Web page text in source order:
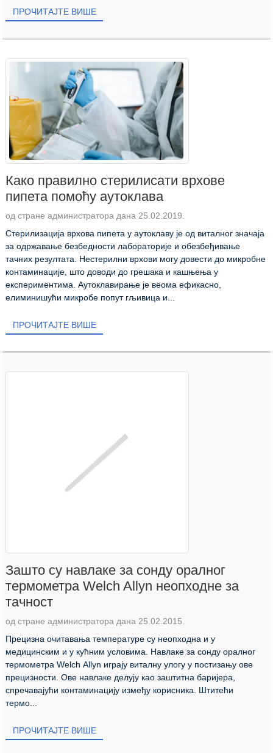
ПРОЧИТАЈТЕ ВИШЕ
Како правилно стерилисати врхове
пипета помоћу аутоклава
од стране администратора дана 25.02.2019.
Стерилизација врхова пипета у аутоклаву је од виталног значаја
за одржавање безбедности лабораторије и обезбеђивање
тачних резултата. Нестерилни врхови могу довести до микробне
контаминације, што доводи до грешака и кашњења у
експериментима. Аутоклавирање је веома ефикасно,
елиминишући микробе попут гљивица и...
ПРОЧИТАЈТЕ ВИШЕ
Зашто су навлаке за сонду оралног
термометра Welch Allyn неопходне за
тачност
од стране администратора дана 25.02.2015.
Прецизна очитавања температуре су неопходна и у
медицинским и у кућним условима. Навлаке за сонду оралног
термометра Welch Allyn играју виталну улогу у постизању ове
прецизности. Ове навлаке делују као заштитна баријера,
спречавајући контаминацију између корисника. Штитећи
термо...
ПРОЧИТАЈТЕ ВИШЕ